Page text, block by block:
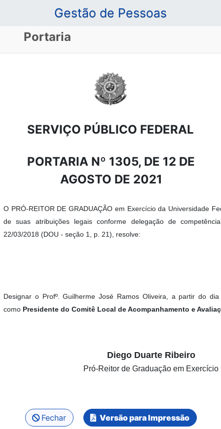
Gestão de Pessoas
Portaria
SERVIÇO PÚBLICO FEDERAL
PORTARIA Nº 1305, DE 12 DE
AGOSTO DE 2021
O PRÓ-REITOR DE GRADUAÇÃO em Exercício da Universidade
de suas atribuições legais conforme delegação de
22/03/2018 (DOU - seção 1, p. 21), resolve:
Designar o Profº. Guilherme José Ramos Oliveira , a partir do
como Presidente do Comitê Local de Acompanhamento e
Diego Duarte Ribeiro
Pró-Reitor de Graduação em Exercício
Fechar Versão para Impressão